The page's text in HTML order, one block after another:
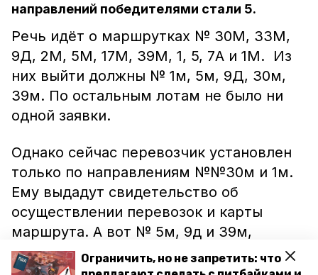
Ограничить, но не запретить: что
направлений победителями стали 5.
Речь идёт о маршрутках № 30М, 33М,
9Д, 2М, 5М, 17М, 39М, 1, 5, 7А и 1М. Из
них выйти должны № 1м, 5м, 9Д, 30м,
39м. По остальным лотам не было ни
одной заявки.
Однако сейчас перевозчик установлен
только по направлениям №№30м и 1м.
Ему выдадут свидетельство об
осуществлении перевозок и карты
маршрута. А вот № 5м, 9д и 39м,
которые также стали победителями
конкурса, не смогли подтвердить